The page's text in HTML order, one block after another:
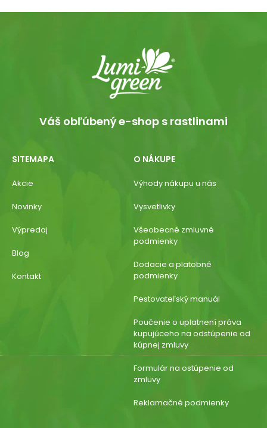
Váš obľúbený e-shop s rastlinami
SITEMAPA
Akcie
Novinky
Výpredaj
Blog
Kontakt
O NÁKUPE
Výhody nákupu u nás
Vysvetlivky
Všeobecné zmluvné
podmienky
Dodacie a platobné
podmienky
Pestovateľský manuál
Poučenie o uplatnení práva
kupujúceho na odstúpenie od
kúpnej zmluvy
Formulár na ostúpenie od
zmluvy
Reklamačné podmienky